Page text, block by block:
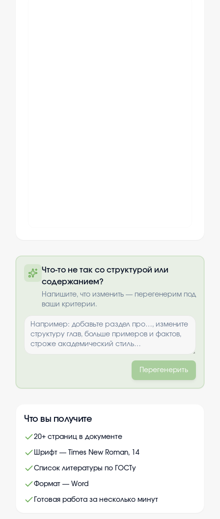
оплаты
Что-то не так со структурой или
содержанием?
Напишите, что изменить — перегенерим под
ваши критерии.
Перегенерить
Что вы получите
20+ страниц в документе
Шрифт — Times New Roman, 14
Список литературы по ГОСТу
Формат — Word
Готовая работа за несколько минут